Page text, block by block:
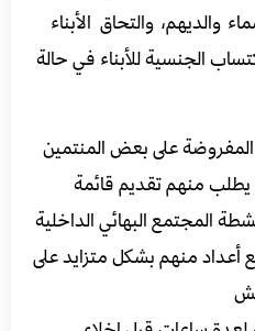
والديهم، والتحاق الأبناء
الجنسية للأبناء في حالة
المفروضة على بعض المنتمين
منهم تقديم قائمة
المجتمع البهائي الداخلية
أعداد منهم بشكل متزايد على